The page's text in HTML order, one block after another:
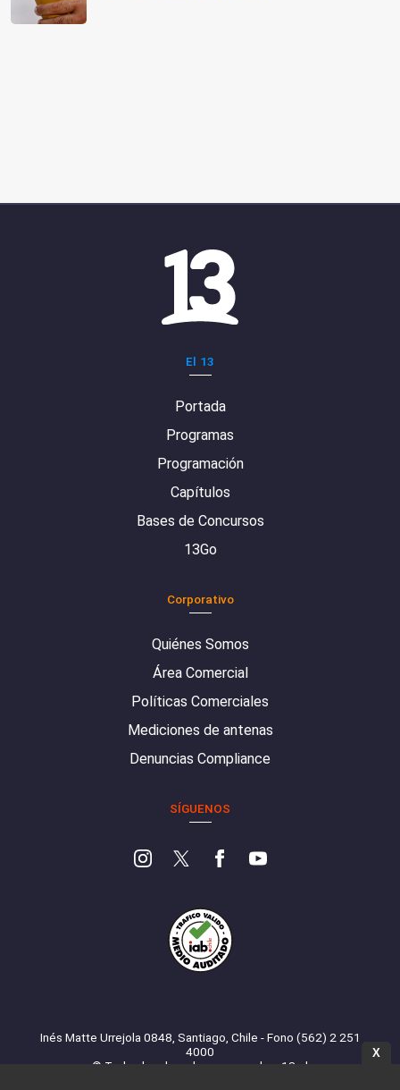
El 13
Portada
Programas
Programación
Capítulos
Bases de Concursos
13Go
Corporativo
Quiénes Somos
Área Comercial
Políticas Comerciales
Mediciones de antenas
Denuncias Compliance
SÍGUENOS
Inés Matte Urrejola 0848, Santiago, Chile - Fono (562) 2 251
4000
© Todos los derechos reservados. 13.cl
X